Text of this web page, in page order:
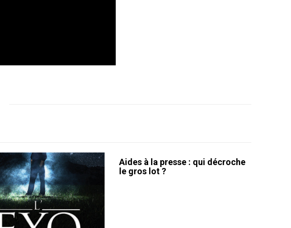
Aides à la presse : qui décroche
le gros lot ?